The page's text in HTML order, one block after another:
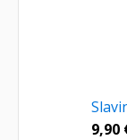
9,90